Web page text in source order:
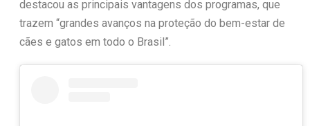
destacou as principais vantagens dos programas, que
trazem “grandes avanços na proteção do bem-estar de
cães e gatos em todo o Brasil”.